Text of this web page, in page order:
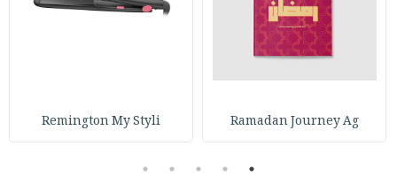
Ramadan Journey Ag
Remington My Styli
1
2
3
4
5